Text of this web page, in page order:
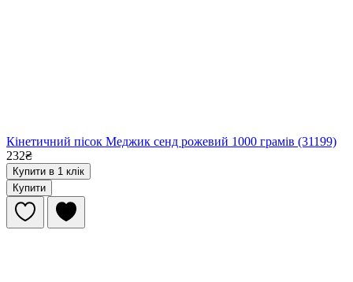
Кінетичний пісок Меджик сенд рожевий 1000 грамів (31199)
232₴
Купити в 1 клік
Купити